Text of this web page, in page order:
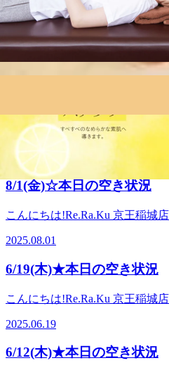
「爽快ヘッドスパ」炭酸泡を使
の周りや頭全体をほぐすドライ
季節にすっきりと気持ちいいで
炭酸泡で首、目、頭周りを爽
快ヘッドスパセットコース☆-爽
季節の変わり目に、ぜひ爽快ヘ
しの時間を作ってみてはいかが
タッフ一同、心よりお待ちして
☆17:00～20:00までご案内可能で
━━━━━━━━━……‥・☆★☆マ
イイ!『肩甲骨ケア&amp;ストレ
0802東京都稲城市東長沼3107-4
4/4(日)★本日の空き状況【
こんにちは!Re.Ra.Ku 京王稲城
り、桜が咲き、4月もついにス
が変わった方も多いのではない
後、横向きででん部から足裏ま
けで太もも～脚全体をストレッ
ースとなっております!・ 腰ま
動きがスムーズに・ 脚のだる
待できます!デスクワークや立
ている方は、ぜひリフレッシュ
金】脚こしReフレッシュコース
コース120分コース 15,620円皆
す。 ━━━━━━━━━……‥・
ラク系ボディケア♪Re.Ra.Ku京
階
2026.04.04
店】
こんにちは!Re.Ra.Ku 京王稲城
桜まつり!満開に咲いていい日
ないですね!地元民のおすすめ
ください♪本日は脚こしReフレ
す!うつ伏せで全身もみほぐした
レッチしていくRe.Ra.Ku独自
腰まわりの負担を軽減・ 股関節
や立ち仕事で腰や脚の疲れを感
シュしにいらしてください♪【
ース60分コース 9,020円脚こし
皆様のご来店お待ちしておりま
━━━━━━━━━……‥・☆★☆マ
2026.03.29
8/1(金)☆本日の空き状況
こんにちは!Re.Ra.Ku 京王稲城
ぐしていきます。筋肉の強張り
くなり、肩こり、腰痛を緩和さ
してリンパの流れが良くなり、
す!さらに、期間限定でフット
ます!スクラブ(ゆずの香り)とク
て、すべすべのなめらかな素肌
では、このキャンペーンをいれ
おります。オイルフットケアと
2025.08.01
6/19(木)★本日の空き状況
こんにちは!Re.Ra.Ku 京王稲城
&amp;フットケア70分+アイヘッ
ア40分+肩くびストレッチ20分
チオシです!どちらも全身をほぐ
2025.06.19
6/12(木)★本日の空き状況